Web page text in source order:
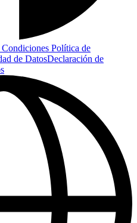
Política de
de DatosDeclaración de